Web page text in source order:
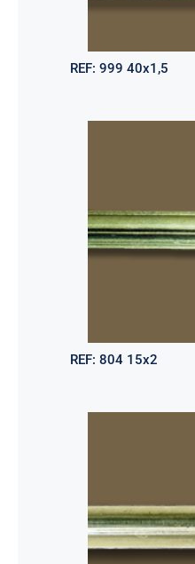
REF: 999 40x1,5
REF: 804 15x2